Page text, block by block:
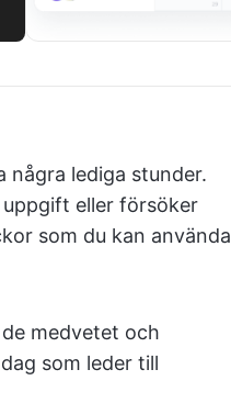
några lediga stunder.
eller försöker
som du kan använda
medvetet och
som leder till